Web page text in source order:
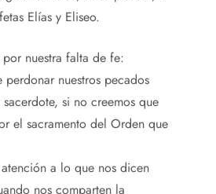
Elías y Eliseo.
nuestra falta de fe:
nuestros pecados
si no creemos que
el sacramento del Orden que
a lo que nos dicen
nos comparten la